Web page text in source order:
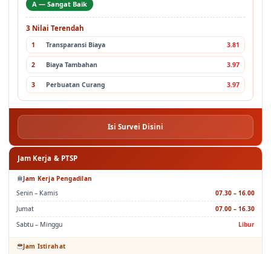
3 Nilai Terendah
1 Transparansi Biaya
Biaya Tambahan
Perbuatan Curang
Jam Kerja & PTSP
Jam Kerja Pengadilan
Senin – Kamis
Jumat
07.00 – 16.30
Sabtu – Minggu
Libur
Senin – Kamis